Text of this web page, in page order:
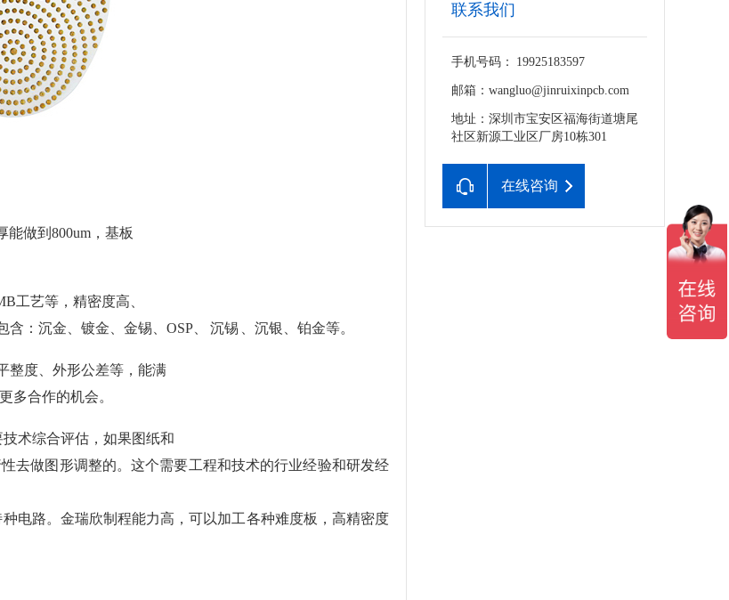
能做到800um，基板
工艺等，精密度高、
：沉金、镀金、金锡、OSP、 沉锡 、沉银、铂金等。
整度、外形公差等，能满
多合作的机会。
术综合评估，如果图纸和
去做图形调整的。这个需要工程和技术的行业经验和研发经
电路。金瑞欣制程能力高，可以加工各种难度板，高精密度
联系我们
手机号码： 19925183597
邮箱：wangluo@jinruixinpcb.com
地址：深圳市宝安区福海街道塘尾
社区新源工业区厂房10栋301
在线咨询